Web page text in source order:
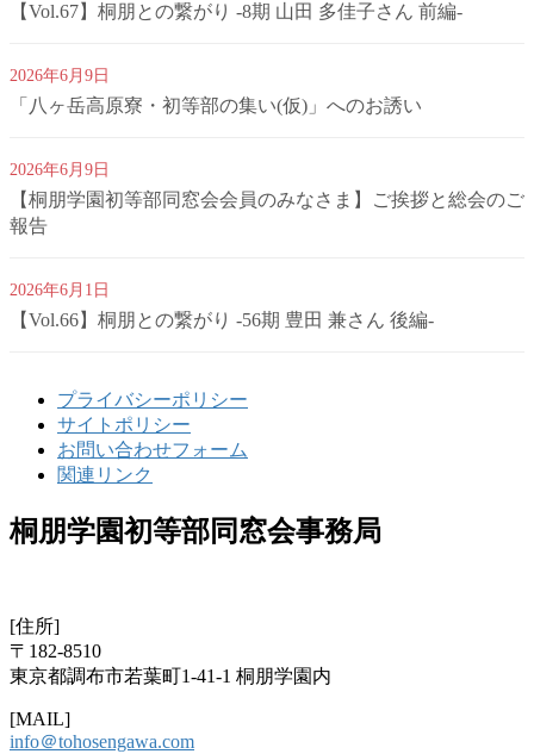
【Vol.67】桐朋との繋がり -8期 山田 多佳子さん 前編-
2026年6月9日
「八ヶ岳高原寮・初等部の集い(仮)」へのお誘い
2026年6月9日
【桐朋学園初等部同窓会会員のみなさま】ご挨拶と総会のご
報告
2026年6月1日
【Vol.66】桐朋との繋がり -56期 豊田 兼さん 後編-
プライバシーポリシー
サイトポリシー
お問い合わせフォーム
関連リンク
桐朋学園初等部同窓会事務局
[住所]
〒182-8510
東京都調布市若葉町1-41-1 桐朋学園内
[MAIL]
info＠tohosengawa.com